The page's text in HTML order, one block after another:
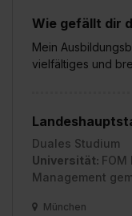
Wie gefällt dir
Mein
vielfältiges und
Duales Studium
Universität:
Management
München